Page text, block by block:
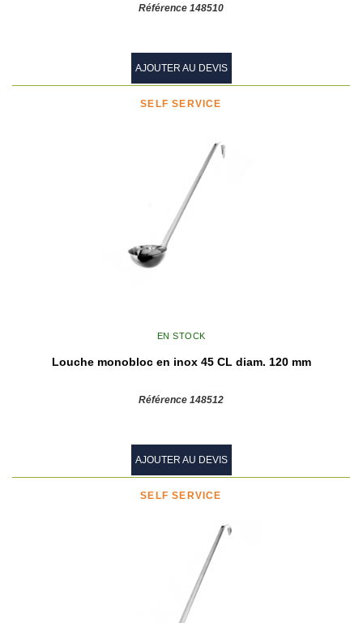
Référence 148510
AJOUTER AU DEVIS
SELF SERVICE
EN STOCK
Louche monobloc en inox 45 CL diam. 120 mm
Référence 148512
AJOUTER AU DEVIS
SELF SERVICE